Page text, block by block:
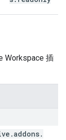
Workspace 插
.addons.